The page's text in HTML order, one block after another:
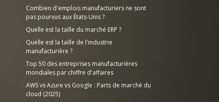
Combien d'emplois manufacturiers ne sont
pas pourvus aux États-Unis ?
Quelle est la taille du marché ERP ?
Quelle est la taille de l'industrie
manufacturière ?
Top 50 des entreprises manufacturières
mondiales par chiffre d'affaires
AWS vs Azure vs Google : Parts de marché du
cloud (2025)